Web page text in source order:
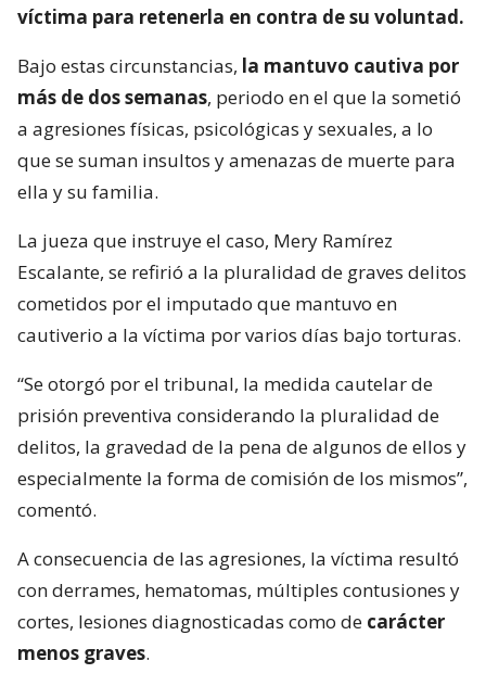
víctima para retenerla en contra de su voluntad.
Bajo estas circunstancias, la mantuvo cautiva por
más de dos semanas, periodo en el que la sometió
a agresiones físicas, psicológicas y sexuales, a lo
que se suman insultos y amenazas de muerte para
ella y su familia.
La jueza que instruye el caso, Mery Ramírez
Escalante, se refirió a la pluralidad de graves delitos
cometidos por el imputado que mantuvo en
cautiverio a la víctima por varios días bajo torturas.
“Se otorgó por el tribunal, la medida cautelar de
prisión preventiva considerando la pluralidad de
delitos, la gravedad de la pena de algunos de ellos y
especialmente la forma de comisión de los mismos”,
comentó.
A consecuencia de las agresiones, la víctima resultó
con derrames, hematomas, múltiples contusiones y
cortes, lesiones diagnosticadas como de carácter
menos graves.